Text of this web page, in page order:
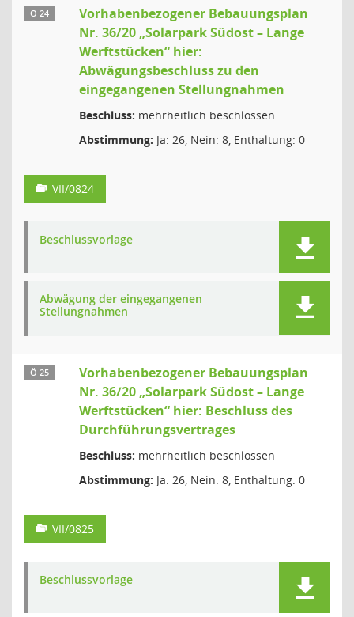
Ö 24
Vorhabenbezogener Bebauungsplan
Nr. 36/20 „Solarpark Südost – Lange
Werftstücken“ hier:
Abwägungsbeschluss zu den
eingegangenen Stellungnahmen
Beschluss: mehrheitlich beschlossen
Abstimmung: Ja: 26, Nein: 8, Enthaltung: 0
VII/0824
Beschlussvorlage
Abwägung der eingegangenen
Stellungnahmen
Ö 25
Vorhabenbezogener Bebauungsplan
Nr. 36/20 „Solarpark Südost – Lange
Werftstücken“ hier: Beschluss des
Durchführungsvertrages
Beschluss: mehrheitlich beschlossen
Abstimmung: Ja: 26, Nein: 8, Enthaltung: 0
VII/0825
Beschlussvorlage